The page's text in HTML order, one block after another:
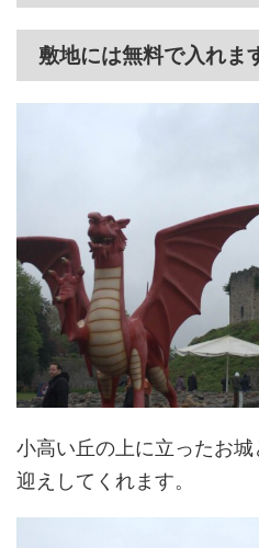
敷地には無料で入れま
小高い丘の上に立ったお
迎えしてくれます。